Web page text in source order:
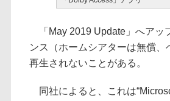
「May 2019 Update」へアッ
ンス（ホームシアターは無償
再生されないことがある。
同社によると、これは